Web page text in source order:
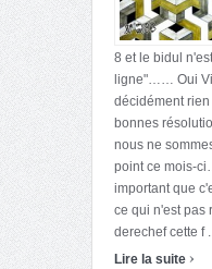
8 et le bidul
ligne"…… Oui
décidément
bonnes
nous ne
point ce mois-
important que
ce qui n'est pas
derechef cette f
Lire la suite ›